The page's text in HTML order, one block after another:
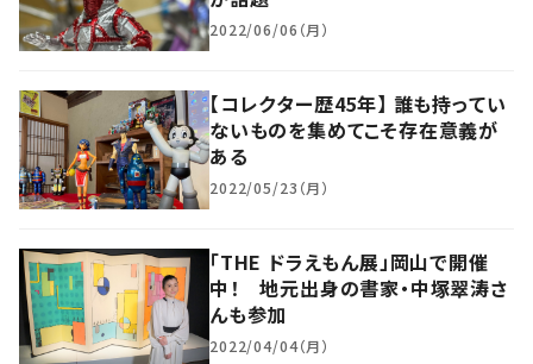
2022/06/06（月）
【コレクター歴45年】 誰も持ってい
ないものを集めてこそ存在意義が
ある
2022/05/23（月）
「THE ドラえもん展」岡山で開催
中！ 地元出身の書家・中塚翠涛さ
んも参加
2022/04/04（月）